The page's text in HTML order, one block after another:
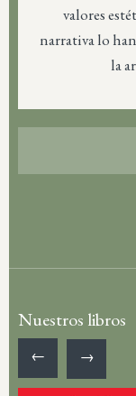
valores
narrativa lo
la
Nuestros libros
← →